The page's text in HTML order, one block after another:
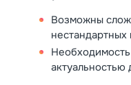
Возможны
нестандартных
актуальностью